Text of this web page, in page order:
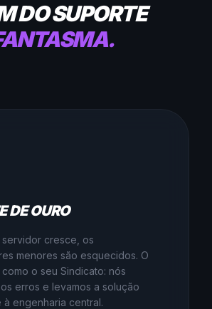
DO SUPORTE
DE OURO
servidor cresce, os
menores são esquecidos. O
como o seu Sindicato: nós
erros e levamos a solução
à engenharia central.